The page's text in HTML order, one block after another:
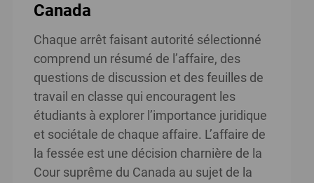
Canada
Chaque arrêt faisant autorité sélectionné
comprend un résumé de l’affaire, des
questions de discussion et des feuilles de
travail en classe qui encouragent les
étudiants à explorer l’importance juridique
et sociétale de chaque affaire. L’affaire de
la fessée est une décision charnière de la
Cour suprême du Canada au sujet de la